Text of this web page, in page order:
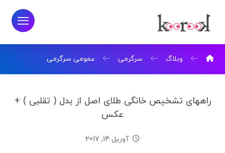
وبلاگ سرگرمی عمومی سرگرمی
راههای تشخیص خانگی طلای اصل از بدل ( تقلبی ) +
عکس
آوریل 14, 2017